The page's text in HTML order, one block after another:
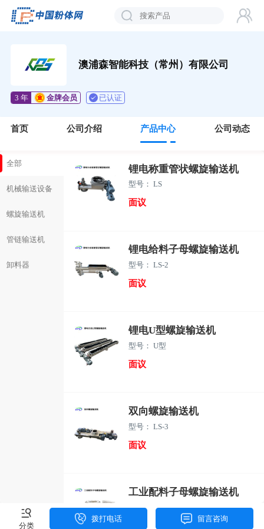
澳浦森智能科技（常州）有限公司
3 年 金牌会员 已认证
首页 公司介绍 产品中心 公司动态
全部
机械输送设备
螺旋输送机
管链输送机
卸料器
锂电称重管状螺旋输送机
型号： LS
面议
锂电给料子母螺旋输送机
型号： LS-2
面议
锂电U型螺旋输送机
型号： U型
面议
双向螺旋输送机
型号： LS-3
面议
工业配料子母螺旋输送机
型号： LS-4
分类
拨打电话 留言咨询